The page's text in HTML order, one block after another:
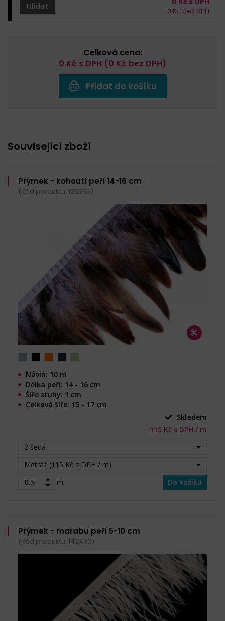
Hlídat
0 Kč bez DPH
Celková cena:
0 Kč s DPH (0 Kč bez DPH)
Přidat do košíku
Související zboží
Prýmek - kohoutí peří 14-16 cm
(Kód produktu: 126565)
Návin: 10 m
Délka peří: 14 - 16 cm
Šíře stuhy: 1 cm
Celková šíře: 15 - 17 cm
Skladem
115 Kč s DPH / m
2 šedá
Metráž (115 Kč s DPH / m)
m
Do košíku
Prýmek - marabu peří 5-10 cm
(Kód produktu: 142435)